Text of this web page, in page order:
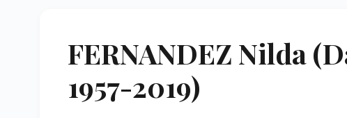
FERNANDEZ Nilda
1957-2019)